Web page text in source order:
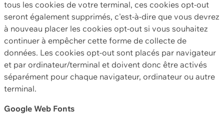
tous les cookies de votre terminal, ces cookies opt-out
seront également supprimés, c'est-à-dire que vous devrez
à nouveau placer les cookies opt-out si vous souhaitez
continuer à empêcher cette forme de collecte de
données. Les cookies opt-out sont placés par navigateur
et par ordinateur/terminal et doivent donc être activés
séparément pour chaque navigateur, ordinateur ou autre
terminal.
Google Web Fonts